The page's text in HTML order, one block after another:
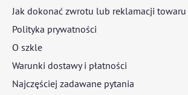
Jak dokonać zwrotu lub reklamacji towaru
Polityka prywatności
O szkle
Warunki dostawy i płatności
Najczęściej zadawane pytania